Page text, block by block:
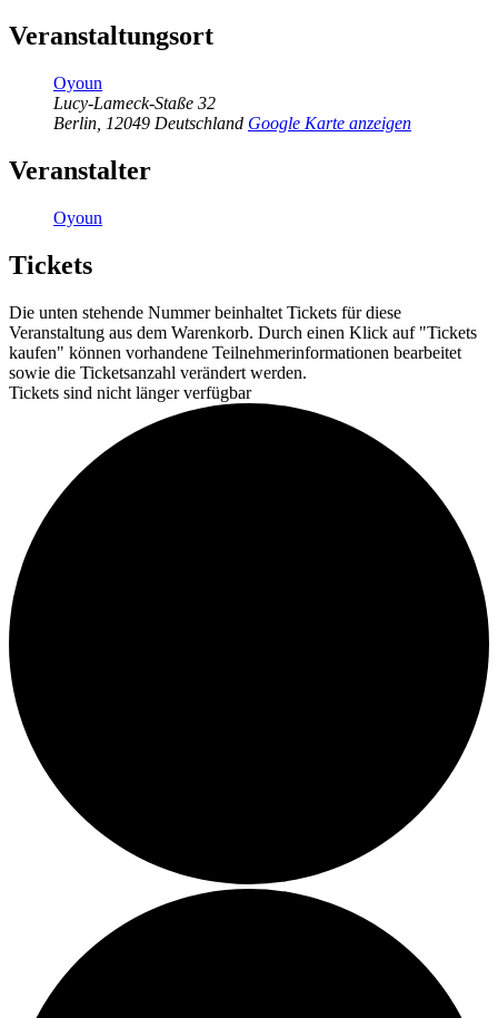
Veranstaltungsort
Oyoun
Lucy-Lameck-Staße 32
Berlin 12049 Deutschland Google Karte anzeigen
Veranstalter
Oyoun
Tickets
Die unten stehende Nummer beinhaltet Tickets für diese
Veranstaltung aus dem Warenkorb. Durch einen Klick auf "Tickets
kaufen" können vorhandene Teilnehmerinformationen bearbeitet
sowie die Ticketsanzahl verändert werden.
Tickets sind nicht länger verfügbar